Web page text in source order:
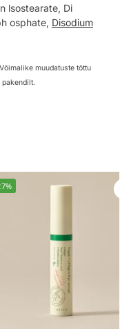
lsostearate, Di
osphate, Disodium
muudatuste tõttu